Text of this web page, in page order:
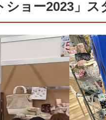
ョー2023」ス